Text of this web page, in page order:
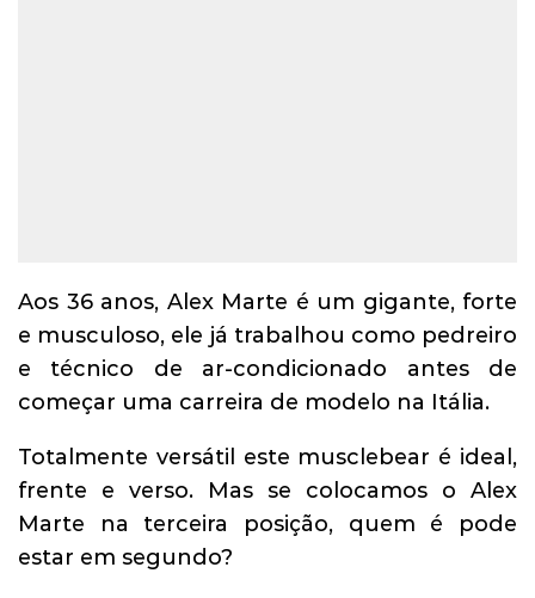
Aos 36 anos, Alex Marte é um gigante, forte
e musculoso, ele já trabalhou como pedreiro
e técnico de ar-condicionado antes de
começar uma carreira de modelo na Itália.
Totalmente versátil este musclebear é ideal,
frente e verso. Mas se colocamos o Alex
Marte na terceira posição, quem é pode
estar em segundo?